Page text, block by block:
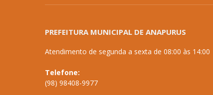
PREFEITURA MUNICIPAL DE ANAPURUS
Atendimento de segunda a sexta de 08:00 às 14:00
Telefone:
(98) 98408-9977